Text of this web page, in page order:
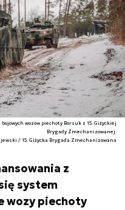
wozów piechoty Borsuk z 15. Giżyckiej
Brygady Zmechanizowanej.
/ 15. Giżycka Brygada Zmechanizowana
z
system
wozy piechoty